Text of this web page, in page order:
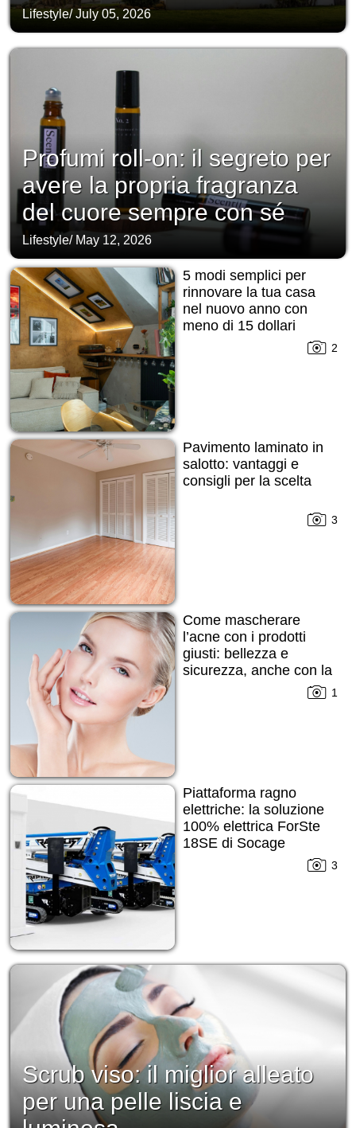
Lifestyle/July 05, 2026
Profumi roll-on: il segreto per
avere la propria fragranza
del cuore sempre con sé
Lifestyle/ May 12, 2026
5 modi semplici per
rinnovare la tua casa
nel nuovo anno con
meno di 15 dollari
2
Pavimento laminato in
salotto: vantaggi e
consigli per la scelta
3
Come mascherare
l’acne con i prodotti
giusti: bellezza e
sicurezza, anche con la
1
Piattaforma ragno
elettriche: la soluzione
100% elettrica ForSte
18SE di Socage
3
Scrub viso: il miglior alleato
per una pelle liscia e